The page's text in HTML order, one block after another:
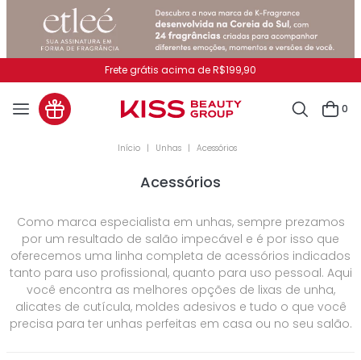
Frete grátis acima de R$199,90
0
Unhas Acessórios
Acessórios
Como marca especialista em unhas, sempre prezamos
por um resultado de salão impecável e é por isso que
oferecemos uma linha completa de acessórios indicados
tanto para uso profissional, quanto para uso pessoal. Aqui
você encontra as melhores opções de lixas de unha,
alicates de cutícula, moldes adesivos e tudo o que você
precisa para ter unhas perfeitas em casa ou no seu salão.